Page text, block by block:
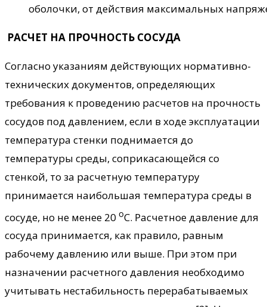
оболочки, от действия максимальных
РАСЧЕТ НА ПРОЧНОСТЬ СОСУДА
Согласно указаниям действующих нормативно-
технических документов, определяющих
требования к проведению расчетов на прочность
сосудов под давлением, если в ходе эксплуатации
температура стенки поднимается до
температуры среды, соприкасающейся со
стенкой, то за расчетную температуру
принимается наибольшая температура среды в
сосуде, но не менее 20 оС. Расчетное давление для
сосуда принимается, как правило, равным
рабочему давлению или выше. При этом при
назначении расчетного давления необходимо
учитывать нестабильность перерабатываемых